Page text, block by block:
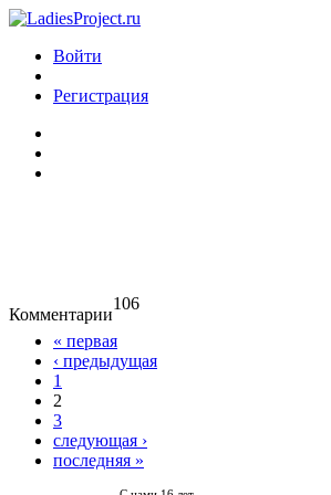
Войти
Регистрация
Комментарии
106
« первая
‹ предыдущая
1
2
3
следующая ›
последняя »